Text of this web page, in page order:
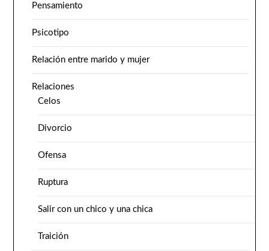
Pensamiento
Psicotipo
Relación entre marido y mujer
Relaciones
Celos
Divorcio
Ofensa
Ruptura
Salir con un chico y una chica
Traición